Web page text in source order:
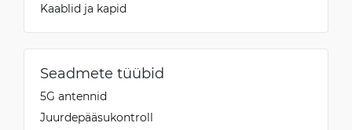
Kaablid ja kapid
Seadmete tüübid
5G antennid
Juurdepääsukontroll